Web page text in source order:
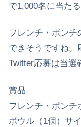
で1,000名に当た
フレンチ・ポンチ
できそうですね。
Twitter応募は当選
賞品
フレンチ・ポンチ
ボウル（1個）サ